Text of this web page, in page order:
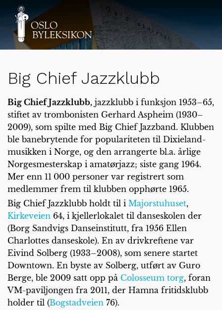
Big Chief Jazzklubb
Big Chief Jazzklubb, jazzklubb i funksjon 1953–65,
stiftet av trombonisten Gerhard Aspheim (1930–
2009), som spilte med Big Chief Jazzband. Klubben
ble banebrytende for populariteten til Dixieland-
musikken i Norge, og den arrangerte bl.a. årlige
Norgesmesterskap i amatørjazz; siste gang 1964.
Mer enn 11 000 personer var registrert som
medlemmer frem til klubben opphørte 1965.
Big Chief Jazzklubb holdt til i Majorstuhuset,
Kirkeveien 64, i kjellerlokalet til danseskolen der
(Borg Sandvigs Danseinstitutt, fra 1956 Ellen
Charlottes danseskole). En av drivkreftene var
Eivind Solberg (1933–2008), som senere startet
Downtown. En byste av Solberg, utført av Guro
Berge, ble 2009 satt opp på Colosseum torg, foran
VM-paviljongen fra 2011, der Hamna fritidsklubb
holder til (Bogstadveien 76).